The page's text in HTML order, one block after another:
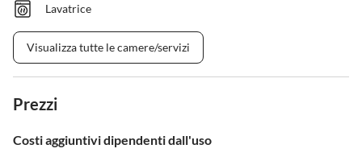
Lavatrice
Visualizza tutte le camere/servizi
Prezzi
Costi aggiuntivi dipendenti dall'uso